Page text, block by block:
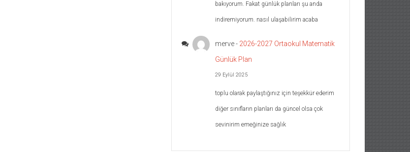
bakıyorum. Fakat günlük planları şu anda
indiremiyorum. nasıl ulaşabilirim acaba
merve- 2026-2027 Ortaokul Matematik
Günlük Plan
29 Eylül 2025
toplu olarak paylaştığınız için teşekkür ederim
diğer sınıfların planları da güncel olsa çok
sevinirim emeğinize sağlık